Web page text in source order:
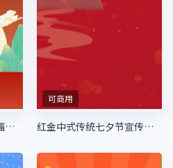
红色插画国庆节宣传祝福模板
可商用
红金中式传统七夕节宣传祝福表白相册